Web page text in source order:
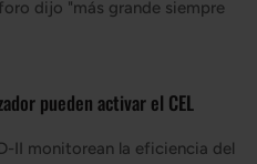
dijo "más grande siempre
pueden activar el CEL
II monitorean la eficiencia del